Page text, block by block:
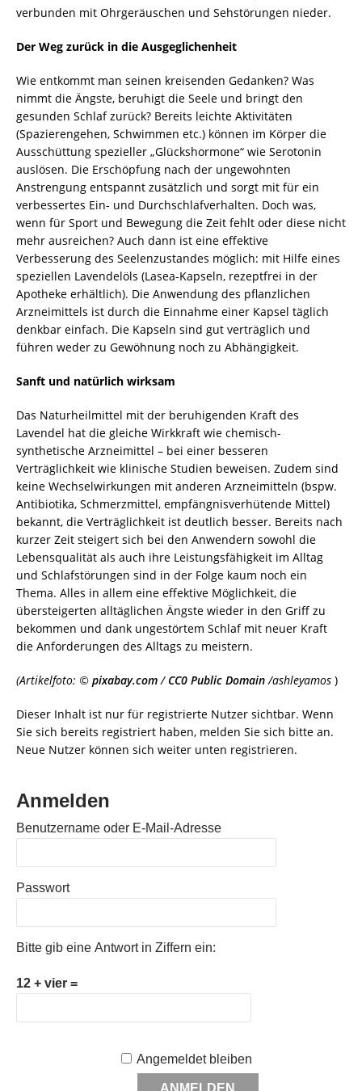
verbunden mit Ohrgeräuschen und Sehstörungen nieder.
Der Weg zurück in die Ausgeglichenheit
Wie entkommt man seinen kreisenden Gedanken? Was
nimmt die Ängste, beruhigt die Seele und bringt den
gesunden Schlaf zurück? Bereits leichte Aktivitäten
(Spazierengehen, Schwimmen etc.) können im Körper die
Ausschüttung spezieller „Glückshormone“ wie Serotonin
auslösen. Die Erschöpfung nach der ungewohnten
Anstrengung entspannt zusätzlich und sorgt mit für ein
verbessertes Ein- und Durchschlafverhalten. Doch was,
wenn für Sport und Bewegung die Zeit fehlt oder diese nicht
mehr ausreichen? Auch dann ist eine effektive
Verbesserung des Seelenzustandes möglich: mit Hilfe eines
speziellen Lavendelöls (Lasea-Kapseln, rezeptfrei in der
Apotheke erhältlich). Die Anwendung des pflanzlichen
Arzneimittels ist durch die Einnahme einer Kapsel täglich
denkbar einfach. Die Kapseln sind gut verträglich und
führen weder zu Gewöhnung noch zu Abhängigkeit.
Sanft und natürlich wirksam
Das Naturheilmittel mit der beruhigenden Kraft des
Lavendel hat die gleiche Wirkkraft wie chemisch-
synthetische Arzneimittel – bei einer besseren
Verträglichkeit wie klinische Studien beweisen. Zudem sind
keine Wechselwirkungen mit anderen Arzneimitteln (bspw.
Antibiotika, Schmerzmittel, empfängnisverhütende Mittel)
bekannt, die Verträglichkeit ist deutlich besser. Bereits nach
kurzer Zeit steigert sich bei den Anwendern sowohl die
Lebensqualität als auch ihre Leistungsfähigkeit im Alltag
und Schlafstörungen sind in der Folge kaum noch ein
Thema. Alles in allem eine effektive Möglichkeit, die
übersteigerten alltäglichen Ängste wieder in den Griff zu
bekommen und dank ungestörtem Schlaf mit neuer Kraft
die Anforderungen des Alltags zu meistern.
(Artikelfoto: © pixabay.com/ CC0 Public Domain/ashleyamos )
Dieser Inhalt ist nur für registrierte Nutzer sichtbar. Wenn
Sie sich bereits registriert haben, melden Sie sich bitte an.
Neue Nutzer können sich weiter unten registrieren.
Anmelden
Benutzername oder E-Mail-Adresse
Passwort
Bitte gib eine Antwort in Ziffern ein:
12 + vier =
Angemeldet bleiben